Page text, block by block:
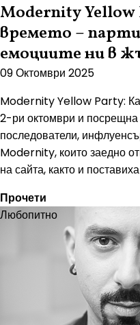
Modernity Yellow
времето –
емоциите ни в
09 Октомври 2025
Modernity Yellow Party:
2-ри октомври и посрещна
последователи,
Modernity, които заедно
на сайта, както и
Прочети
Любопитно